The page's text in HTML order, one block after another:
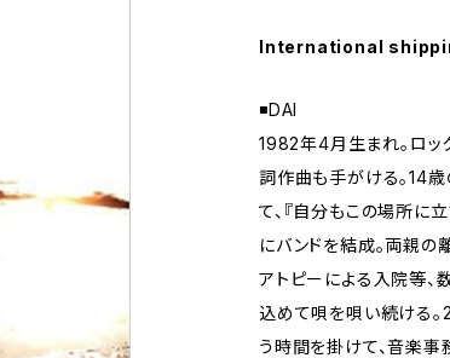
International
◾️DAI
1982年4月生まれ。ロッ
詞作曲も手がける。14
て、『自分もこの場所に
にバンドを結成。両親の
アトピーによる入院等、
込めて唄を唄い続ける
う時間を掛けて、音楽